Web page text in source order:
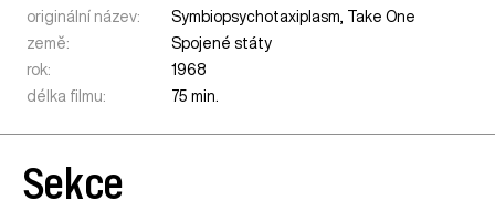
originální název:
Symbiopsychotaxiplasm, Take One
země:
Spojené státy
rok:
1968
délka filmu:
75 min.
Sekce